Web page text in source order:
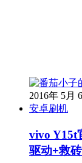
2016年 5月
安卓刷机
vivo Y15t
驱动+救